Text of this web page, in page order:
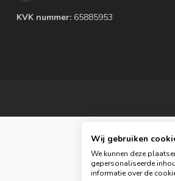
KVK nummer: 65885953
Wij gebruiken
We kunnen deze
gepersonaliseerde
informatie over de